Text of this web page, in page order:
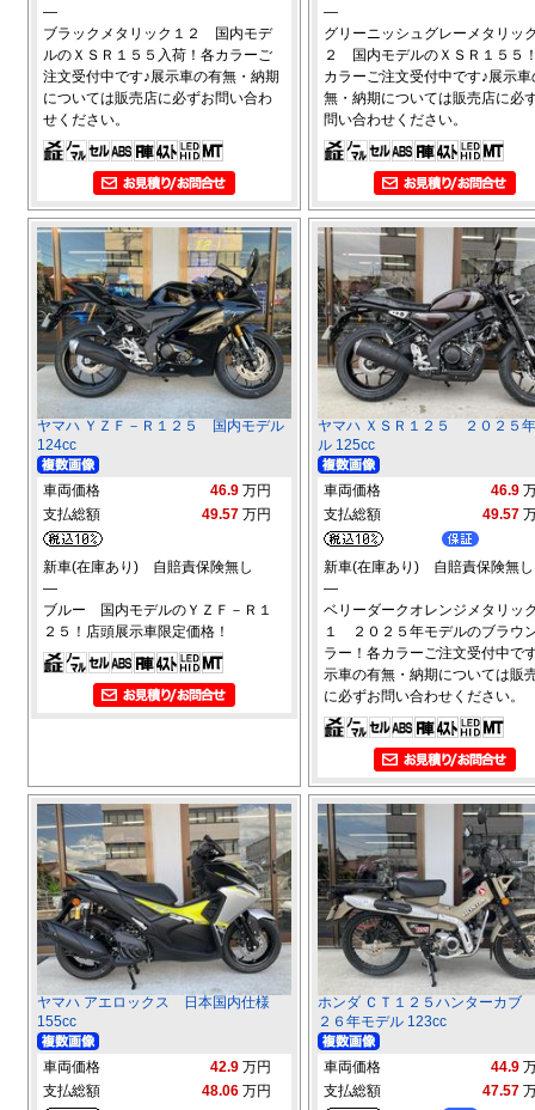
―
ブラックメタリック１２ 国内モデ
ルのＸＳＲ１５５入荷！各カラーご
注文受付中です♪展示車の有無・納期
については販売店に必ずお問い合わ
せください。
―
グリーニッシュグレーメタリッ
２ 国内モデルのＸＳＲ１５５
カラーご注文受付中です♪展示車
無・納期については販売店に必
問い合わせください。
ヤマハ ＹＺＦ－Ｒ１２５ 国内モデル
124cc
車両価格 46.9 万円
支払総額
49.57 万円
新車(在庫あり) 自賠責保険無し
―
ブルー 国内モデルのＹＺＦ－Ｒ１
２５！店頭展示車限定価格！
ヤマハ ＸＳＲ１２５ ２０２５
ル 125cc
車両価格 46.9
支払総額
49.57
新車(在庫あり) 自賠責保険無し
―
ベリーダークオレンジメタリッ
１ ２０２５年モデルのブラウ
ラー！各カラーご注文受付中で
示車の有無・納期については販
に必ずお問い合わせください。
ヤマハ アエロックス 日本国内仕様
155cc
車両価格 42.9 万円
支払総額
48.06 万円
ホンダ ＣＴ１２５ハンターカブ
２６年モデル 123cc
車両価格 44.9
支払総額
47.57